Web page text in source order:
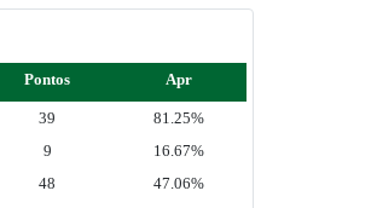
Pontos Apr
39
81.25%
9
16.67%
48 47.06%